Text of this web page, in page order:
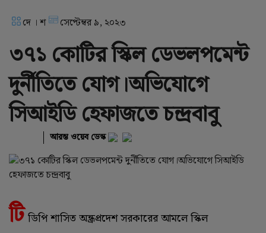
দে । শ সেপ্টেম্বর ৯, ২০২৩
৩৭১ কোটির স্কিল ডেভলপমেন্ট
দুর্নীতিতে যোগ।অভিযোগে
সিআইডি হেফাজতে চন্দ্রবাবু
আরম্ভ ওয়েব ডেস্ক
টি ডিপি শাসিত অন্ধ্রপ্রদেশ সরকারের আমলে স্কিল